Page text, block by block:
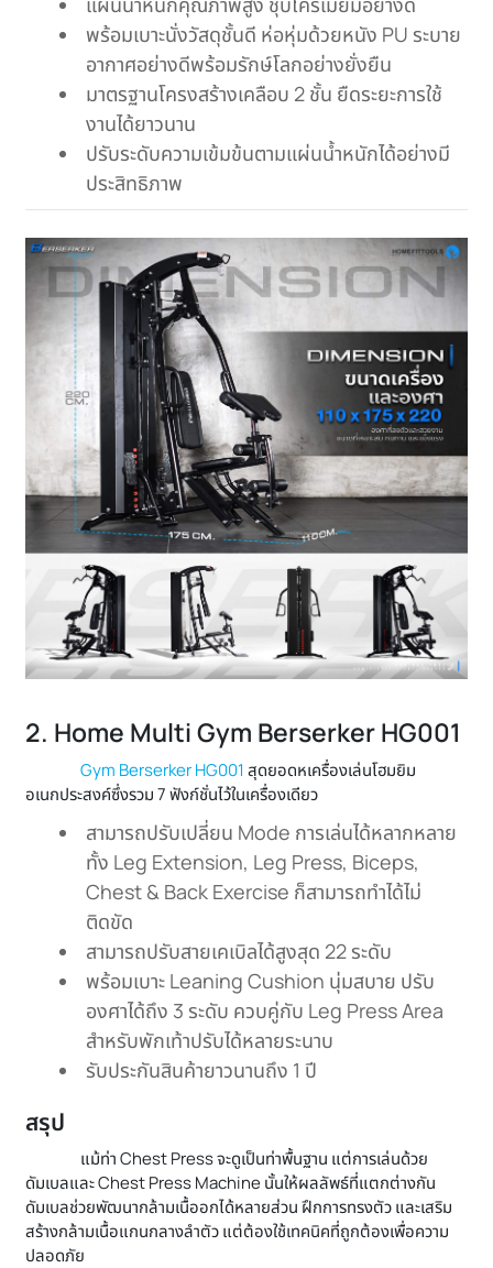
พร้อมเบาะนั่งวัสดุชั้นดี ห่อหุ่มด้วยหนัง PU ระบาย
อากาศอย่างดีพร้อมรักษ์โลกอย่างยั่งยืน
มาตรฐานโครงสร้างเคลือบ 2 ชั้น ยืดระยะการใช้
งานได้ยาวนาน
ปรับระดับความเข้มข้นตามแผ่นน้ำหนักได้อย่างมี
ประสิทธิภาพ
2. Home Multi Gym Berserker HG001
Gym Berserker HG001 สุดยอดหเครื่องเล่นโฮมยิม
อเนกประสงค์ซึ่งรวม 7 ฟังก์ชั่นไว้ในเครื่องเดียว
สามารถปรับเปลี่ยน Mode การเล่นได้หลากหลาย
ทั้ง Leg Extension, Leg Press, Biceps,
Chest & Back Exercise ก็สามารถทำได้ไม่
ติดขัด
สามารถปรับสายเคเบิลได้สูงสุด 22 ระดับ
พร้อมเบาะ Leaning Cushion นุ่มสบาย ปรับ
องศาได้ถึง 3 ระดับ ควบคู่กับ Leg Press Area
สำหรับพักเท้าปรับได้หลายระนาบ
รับประกันสินค้ายาวนานถึง 1 ปี
สรุป
แม้ท่า Chest Press จะดูเป็นท่าพื้นฐาน แต่การเล่นด้วย
ดัมเบลและ Chest Press Machine นั้นให้ผลลัพธ์ที่แตกต่างกัน
ดัมเบลช่วยพัฒนากล้ามเนื้ออกได้หลายส่วน ฝึกการทรงตัว และเสริม
สร้างกล้ามเนื้อแกนกลางลำตัว แต่ต้องใช้เทคนิคที่ถูกต้องเพื่อความ
ปลอดภัย